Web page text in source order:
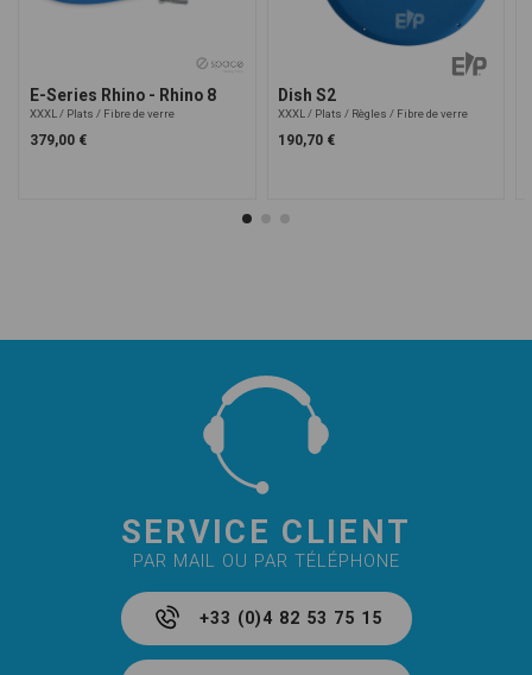
E-Series Rhino - Rhino 8
XXXL Plats Fibre de verre
379,00 €
Dish S2
XXXL Plats Règles Fibre de verre
190,70 €
SERVICE CLIENT
PAR MAIL OU PAR TÉLÉPHONE
+33 (0)4 82 53 75 15